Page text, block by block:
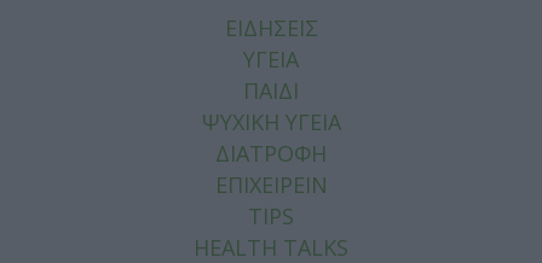
ΕΙΔΗΣΕΙΣ
ΥΓΕΙΑ
ΠΑΙΔΙ
ΨΥΧΙΚΗ ΥΓΕΙΑ
ΔΙΑΤΡΟΦΗ
ΕΠΙΧΕΙΡΕΙΝ
TIPS
HEALTH TALKS